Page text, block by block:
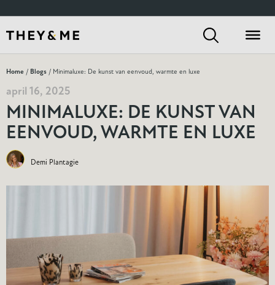
Home / Blogs / Minimaluxe: De kunst van eenvoud, warmte en luxe
april 16, 2025
MINIMALUXE: DE KUNST VAN
EENVOUD, WARMTE EN LUXE
Demi Plantagie